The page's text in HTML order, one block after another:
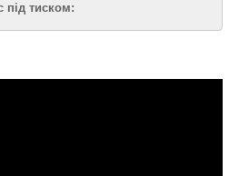
під тиском: